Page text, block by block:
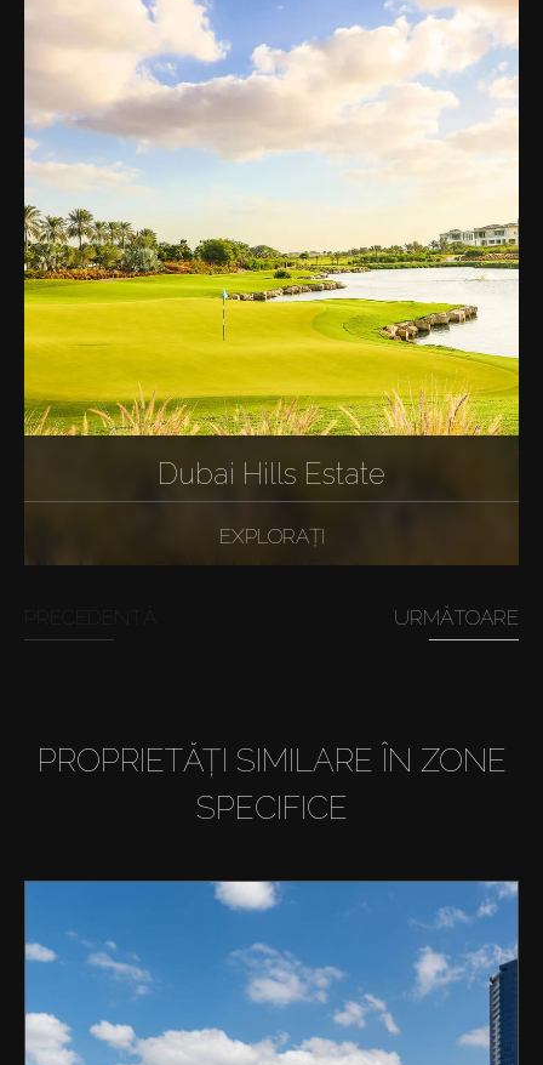
Dubai Hills Estate
EXPLORAȚI
URMĂTOARE
PROPRIETĂȚI SIMILARE ÎN ZONE
SPECIFICE